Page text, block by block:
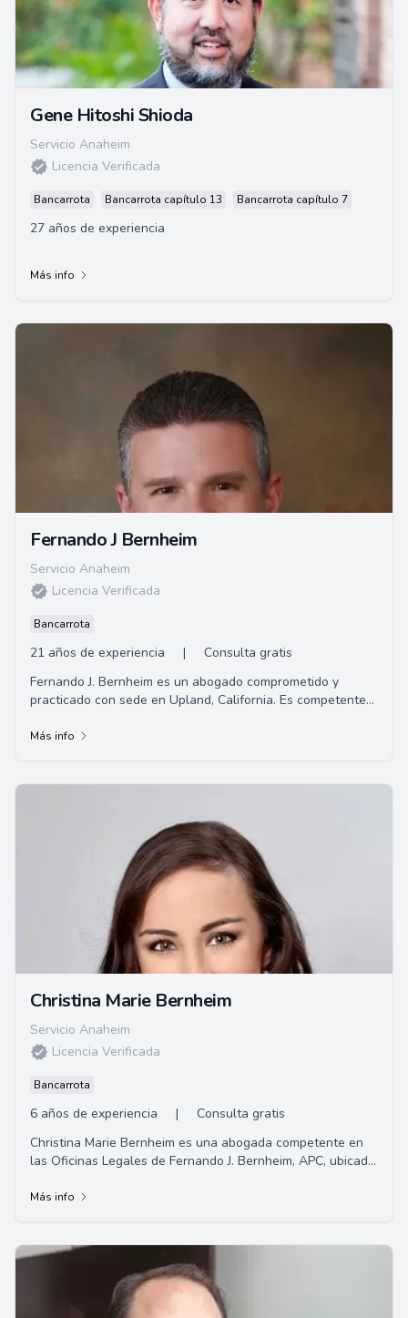
Gene Hitoshi Shioda
Servicio Anaheim
Licencia Verificada
Bancarrota Bancarrota capítulo 13 Bancarrota capítulo 7
27 años de experiencia
Más info
Fernando J Bernheim
Servicio Anaheim
Licencia Verificada
Bancarrota
21 años de experiencia |
Consulta gratis
Fernando J. Bernheim es un abogado comprometido y
practicado con sede en Upland, California. Es competente
Más info
Christina Marie Bernheim
Servicio Anaheim
Licencia Verificada
Bancarrota
6 años de experiencia |
Consulta gratis
Christina Marie Bernheim es una abogada competente en
las Oficinas Legales de Fernando J. Bernheim, APC, ubicada
Más info